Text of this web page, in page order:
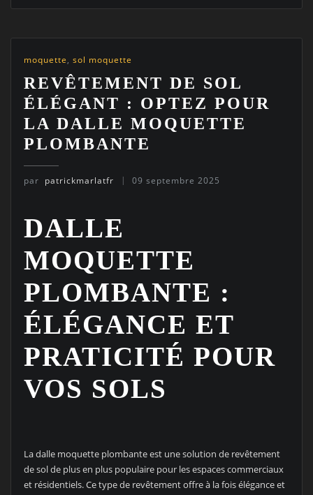
moquette, sol moquette
REVÊTEMENT DE SOL
ÉLÉGANT : OPTEZ POUR
LA DALLE MOQUETTE
PLOMBANTE
par patrickmarlatfr 09 septembre 2025
DALLE
MOQUETTE
PLOMBANTE :
ÉLÉGANCE ET
PRATICITÉ POUR
VOS SOLS
La dalle moquette plombante est une solution de revêtement
de sol de plus en plus populaire pour les espaces commerciaux
et résidentiels. Ce type de revêtement offre à la fois élégance et